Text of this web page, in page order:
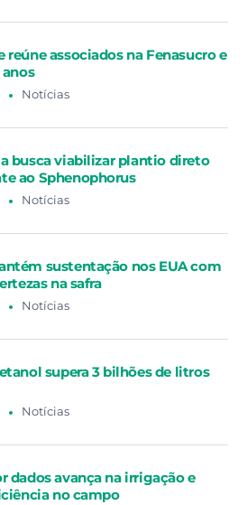
reúne associados na Fenasucro e
anos
Notícias
busca viabilizar plantio direto
ao Sphenophorus
Notícias
sustentação nos EUA com
na safra
Notícias
supera 3 bilhões de litros
Notícias
dados avança na irrigação e
no campo